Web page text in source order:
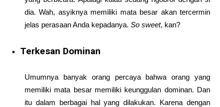
dia. Wah, asyiknya memiliki mata besar akan tercermin
jelas perasaan Anda kepadanya. So sweet, kan?
Terkesan Dominan
Umumnya banyak orang percaya bahwa orang yang
memiliki mata besar memiliki keunggulan dominan. Dan
itu dalam berbagai hal yang dilakukan. Karena dengan